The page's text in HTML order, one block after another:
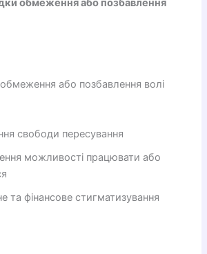
обмеження або позбавлення
або позбавлення волі
свободи пересування
можливості працювати або
та фінансове стигматизування